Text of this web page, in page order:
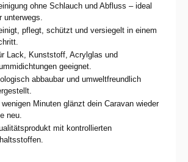
ohne Schlauch und Abfluss – ideal
unterwegs.
pflegt, schützt und versiegelt in einem
Lack, Kunststoff, Acrylglas und
geeignet.
abbaubar und umweltfreundlich
wenigen Minuten glänzt dein Caravan wieder
neu.
mit kontrollierten